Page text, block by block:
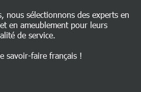
nous sélectionnons des experts en
en ameublement pour leurs
de service.
savoir-faire français !